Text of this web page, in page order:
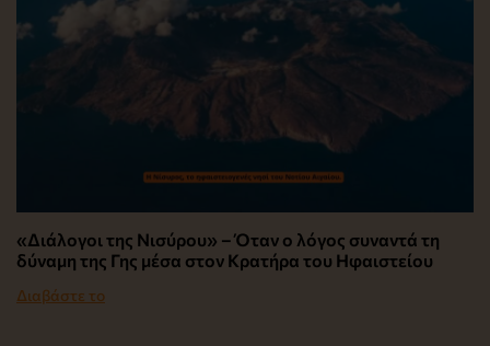
«Διάλογοι της Νισύρου» – Όταν ο λόγος συναντά τη
δύναμη της Γης μέσα στον Κρατήρα του Ηφαιστείου
Διαβάστε το